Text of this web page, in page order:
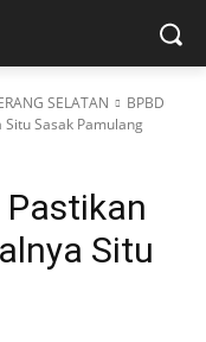
SELATAN
BPBD
Situ Sasak Pamulang
Pastikan
Situ